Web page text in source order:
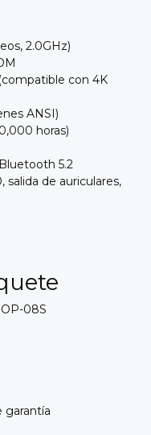
2.0GHz)
con 4K
ANSI)
horas)
5.2
salida de auriculares,
08S
garantía